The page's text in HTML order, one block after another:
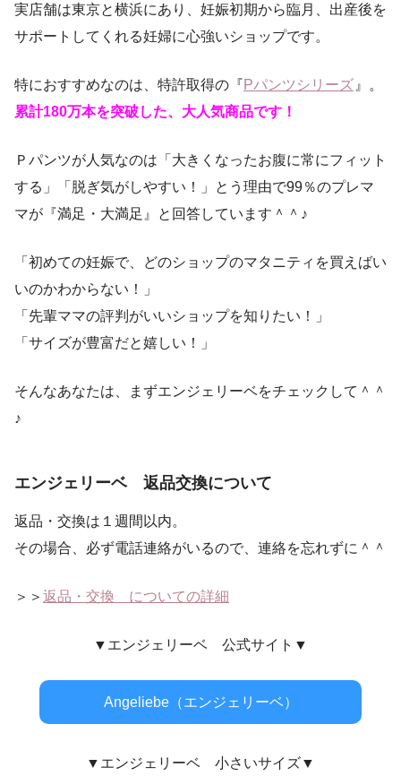
実店舗は東京と横浜にあり、妊娠初期から臨月、出産後を
サポートしてくれる妊婦に心強いショップです。
特におすすめなのは、特許取得の『 Pパンツシリーズ 』。
累計180万本を突破した、大人気商品です！
Ｐパンツが人気なのは「大きくなったお腹に常にフィット
する」「脱ぎ気がしやすい！」とう理由で99％のプレマ
マが『満足・大満足』と回答しています＾＾♪
「初めての妊娠で、どのショップのマタニティを買えばい
いのかわからない！」
「先輩ママの評判がいいショップを知りたい！」
「サイズが豊富だと嬉しい！」
そんなあなたは、まずエンジェリーベをチェックして＾＾
♪
エンジェリーベ 返品交換について
返品・交換は１週間以内。
その場合、必ず電話連絡がいるので、連絡を忘れずに＾＾
＞＞ 返品・交換 についての詳細
▼エンジェリーベ 公式サイト▼
Angeliebe（エンジェリーベ）
▼エンジェリーベ 小さいサイズ▼